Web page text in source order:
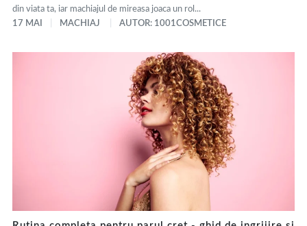
din viata ta, iar machiajul de mireasa joaca un rol...
17 MAI
MACHIAJ AUTOR: 1001COSMETICE